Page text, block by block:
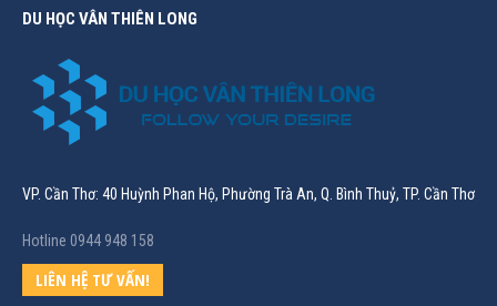
DU HỌC VÂN THIÊN LONG
VP. Cần Thơ: 40 Huỳnh Phan Hộ, Phường Trà An, Q. Bình Thuỷ, TP. Cần Thơ
Hotline 0944 948 158
LIÊN HỆ TƯ VẤN!